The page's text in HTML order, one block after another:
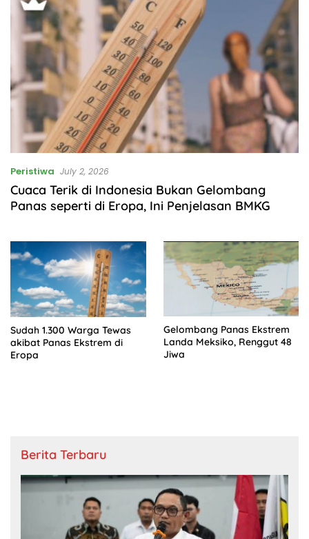
Peristiwa July 2, 2026
Cuaca Terik di Indonesia Bukan Gelombang
Panas seperti di Eropa, Ini Penjelasan BMKG
Sudah 1.300 Warga Tewas
akibat Panas Ekstrem di
Eropa
Gelombang Panas Ekstrem
Landa Meksiko, Renggut 48
Jiwa
Berita Terbaru